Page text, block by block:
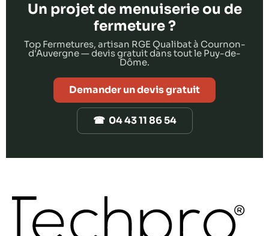
Un projet de menuiserie ou de
fermeture ?
Top Fermetures, artisan RGE Qualibat à Cournon-
d'Auvergne — devis gratuit dans tout le Puy-de-
Dôme.
Demander un devis gratuit
☎ 04 43 11 86 54